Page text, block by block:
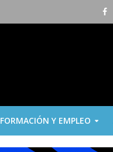
FORMACIÓN Y EMPLEO